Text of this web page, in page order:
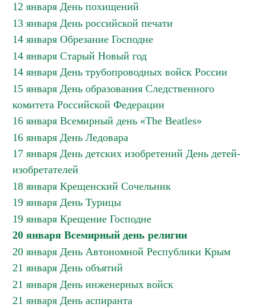
12 января День похищений
13 января День российской печати
14 января Обрезание Господне
14 января Старый Новый год
14 января День трубопроводных войск России
15 января День образования Следственного
комитета Российской Федерации
16 января Всемирный день «The Beatles»
16 января День Ледовара
17 января День детских изобретений День детей-
изобретателей
18 января Крещенский Сочельник
19 января День Турицы
19 января Крещение Господне
20 января Всемирный день религии
20 января День Автономной Республики Крым
21 января День объятий
21 января День инженерных войск
21 января День аспиранта